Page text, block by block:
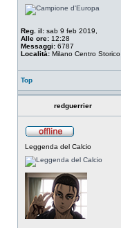
Reg. il: sab 9 feb 2019,
Alle ore: 12:28
Messaggi: 6787
Località: Milano Centro Storico
Top
redguerrier
Leggenda del Calcio